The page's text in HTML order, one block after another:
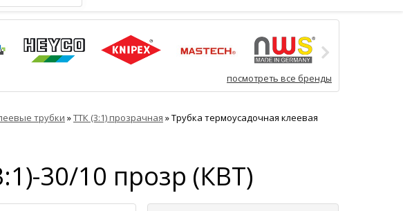
посмотреть все бренды
трубки »ТТК (3:1) прозрачная »Трубка термоусадочная клеевая
30/10 прозр (КВТ)